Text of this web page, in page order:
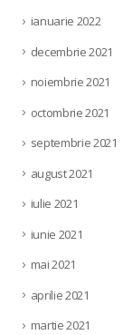
ianuarie 2022
decembrie 2021
noiembrie 2021
octombrie 2021
septembrie 2021
august 2021
iulie 2021
iunie 2021
mai 2021
aprilie 2021
martie 2021